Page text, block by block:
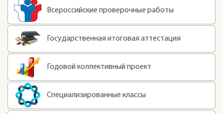
Всероссийские проверочные работы
Государственная итоговая аттестация
Годовой коллективный проект
Специализированные классы